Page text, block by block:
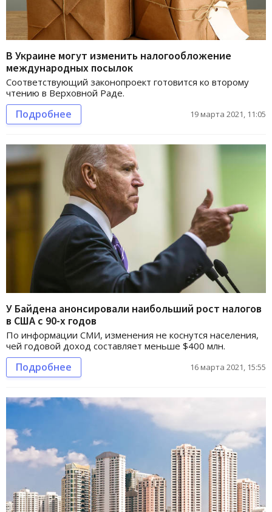
В Украине могут изменить налогообложение
международных посылок
Соответствующий законопроект готовится ко второму
чтению в Верховной Раде.
Подробнее 19 марта 2021, 11:05
У Байдена анонсировали наибольший рост налогов
в США с 90-х годов
По информации СМИ, изменения не коснутся населения,
чей годовой доход составляет меньше $400 млн.
Подробнее 16 марта 2021, 15:55